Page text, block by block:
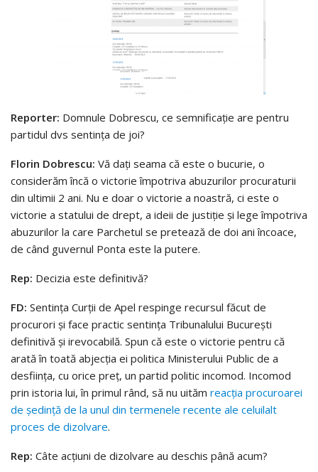
Reporter: Domnule Dobrescu, ce semnificaţie are pentru
partidul dvs sentinţa de joi?
Florin Dobrescu: Vă daţi seama că este o bucurie, o
considerăm încă o victorie împotriva abuzurilor procuraturii
din ultimii 2 ani. Nu e doar o victorie a noastră, ci este o
victorie a statului de drept, a ideii de justiţie şi lege împotriva
abuzurilor la care Parchetul se pretează de doi ani încoace,
de când guvernul Ponta este la putere.
Rep: Decizia este definitivă?
FD: Sentinţa Curţii de Apel respinge recursul făcut de
procurori şi face practic sentinţa Tribunalului Bucureşti
definitivă şi irevocabilă. Spun că este o victorie pentru că
arată în toată abjecţia ei politica Ministerului Public de a
desfiinţa, cu orice preţ, un partid politic incomod. Incomod
prin istoria lui, în primul rând, să nu uităm reacţia procuroarei
de şedinţă de la unul din termenele recente ale celuilalt
proces de dizolvare.
Rep: Câte acţiuni de dizolvare au deschis până acum?